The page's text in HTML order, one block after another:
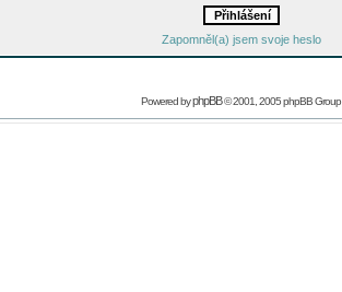
Zapomněl(a) jsem svoje heslo
Powered byphpBB© 2001, 2005 phpBB Group